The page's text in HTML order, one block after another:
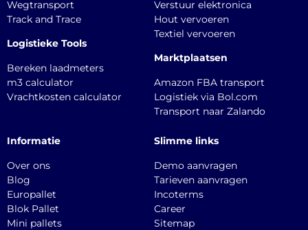
Wegtransport
Track and Trace
Logistieke Tools
Bereken laadmeters
m3 calculator
Vrachtkosten calculator
Verstuur elektronica
Hout vervoeren
Textiel vervoeren
Marktplaatsen
Amazon FBA transport
Logistiek via Bol.com
Transport naar Zalando
Informatie
Over ons
Blog
Europallet
Blok Pallet
Mini pallets
Slimme links
Demo aanvragen
Tarieven aanvragen
Incoterms
Career
Sitemap